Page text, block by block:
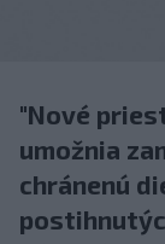
"Nové
umožnia
chránenú